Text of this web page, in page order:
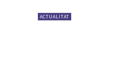
ACTUALITAT